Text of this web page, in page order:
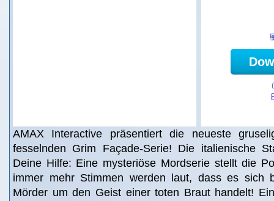
AMAX Interactive präsentiert die neueste
fesselnden Grim Façade-Serie! Die italienische
Deine Hilfe: Eine mysteriöse Mordserie stellt die
immer mehr Stimmen werden laut, dass es sich
Mörder um den Geist einer toten Braut handelt!